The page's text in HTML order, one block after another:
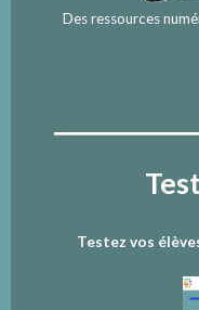
Des ressources
Testez vos